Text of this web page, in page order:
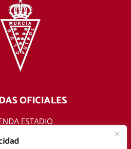
OFICIALES
ESTADIO
ONLINE